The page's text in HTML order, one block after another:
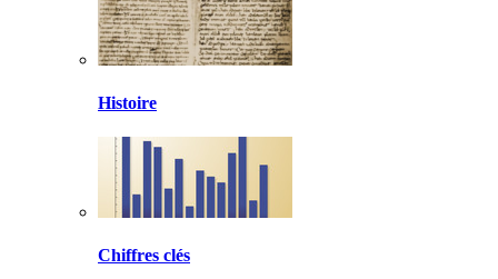
Histoire
Chiffres clés